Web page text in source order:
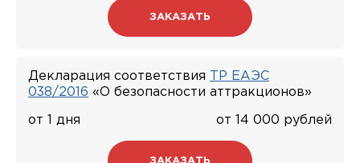
ЗАКАЗАТЬ
Декларация соответствия
ТР ЕАЭС
038/2016 «О безопасности аттракционов»
от 1 дня от 14 000 рублей
ЗАКАЗАТЬ